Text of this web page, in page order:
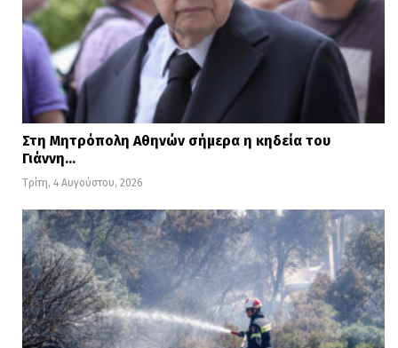
Στη Μητρόπολη Αθηνών σήμερα η κηδεία του
Γιάννη…
Τρίτη, 4 Αυγούστου, 2026